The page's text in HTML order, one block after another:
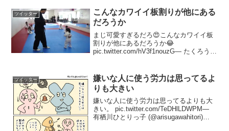
ツイッター
こんなカワイイ板割りが他にある
だろうか
まじ可愛すぎるだろ😍こんなカワイイ板
割りが他にあるだろうか😂
pic.twitter.com/hV3f1nouzG— たくろう
ツイッター
嫌いな人に使う労力は思ってるよ
りも大きい
嫌いな人に使う労力は思ってるよりも大
きい。 pic.twitter.com/TeDHlLDWPM—
有栖川ひとりっ子 (@arisugawahitori)